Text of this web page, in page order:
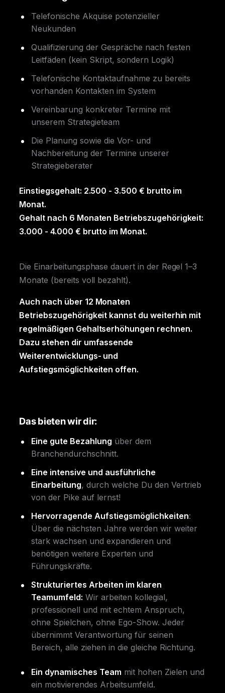
Telefonische Akquise potenzieller
Neukunden
Qualifizierung der Gespräche nach festen
Leitfäden (kein Skript, sondern Logik)
Telefonische Kontaktaufnahme zu bereits
vorhanden Kontakten im System
Vereinbarung konkreter Termine mit
unserem Strategieteam
Die Planung sowie die Vor- und
Nachbereitung der Termine unserer
Strategieberater
Einstiegsgehalt: 2.500 - 3.500 € brutto im
Monat.
Gehalt nach 6 Monaten Betriebszugehörigkeit:
3.000 - 4.000 € brutto im Monat.
Die Einarbeitungsphase dauert in der Regel 1–3
Monate (bereits voll bezahlt).
Auch nach über 12 Monaten
Betriebszugehörigkeit kannst du weiterhin mit
regelmäßigen Gehaltserhöhungen rechnen.
Dazu stehen dir umfassende
Weiterentwicklungs- und
Aufstiegsmöglichkeiten offen.
Das bieten wir dir:
Eine gute Bezahlung über dem
Branchendurchschnitt.
Eine intensive und ausführliche
Einarbeitung, durch welche Du den Vertrieb
von der Pike auf lernst!
Hervorragende Aufstiegsmöglichkeiten:
Über die nächsten Jahre werden wir weiter
stark wachsen und expandieren und
benötigen weitere Experten und
Führungskräfte.
Strukturiertes Arbeiten im klaren
Teamumfeld: Wir arbeiten kollegial,
professionell und mit echtem Anspruch,
ohne Spielchen, ohne Ego-Show. Jeder
übernimmt Verantwortung für seinen
Bereich, alle ziehen in die gleiche Richtung.
Ein dynamisches Team mit hohen Zielen und
ein motivierendes Arbeitsumfeld.